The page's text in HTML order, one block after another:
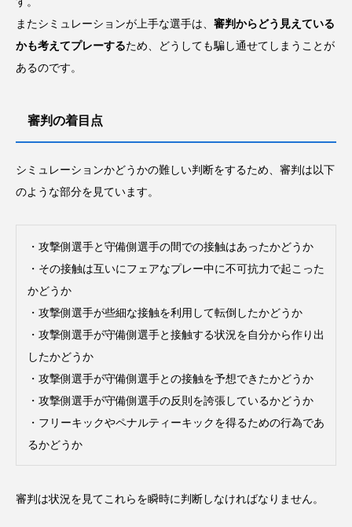
またシミュレーションが上手な選手は、 審判からどう見えている
かも考えてプレーするため、どうしても騙し通せてしまうことが
あるのです。
審判の着目点
シミュレーションかどうかの難しい判断をするため、審判は以下
のような部分を見ています。
・攻撃側選手と守備側選手の間での接触はあったかどうか
・その接触は互いにフェアなプレー中に不可抗力で起こった
かどうか
・攻撃側選手が些細な接触を利用して転倒したかどうか
・攻撃側選手が守備側選手と接触する状況を自分から作り出
したかどうか
・攻撃側選手が守備側選手との接触を予想できたかどうか
・攻撃側選手が守備側選手の反則を誇張しているかどうか
・フリーキックやペナルティーキックを得るための行為であ
るかどうか
審判は状況を見てこれらを瞬時に判断しなければなりません。